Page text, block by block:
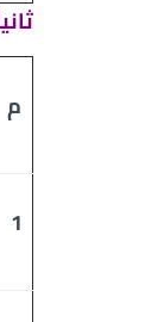
م
1